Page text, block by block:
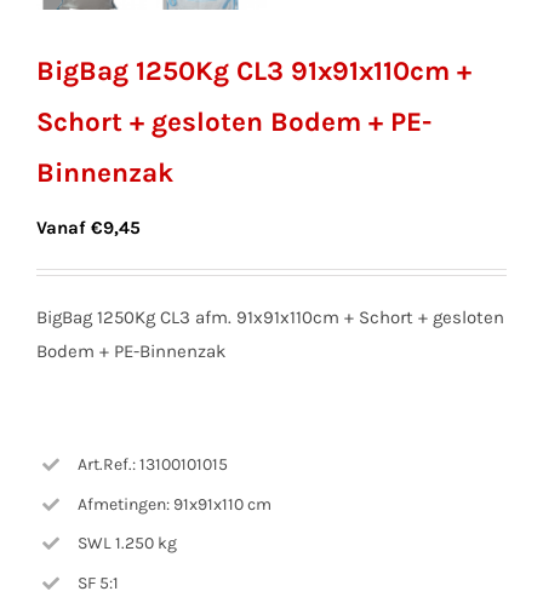
BigBag 1250Kg CL3 91x91x110cm +
Schort + gesloten Bodem + PE-
Binnenzak
Vanaf €9,45
BigBag 1250Kg CL3 afm. 91x91x110cm + Schort + gesloten
Bodem + PE-Binnenzak
Art.Ref.: 13100101015
Afmetingen: 91x91x110 cm
SWL 1.250 kg
SF 5:1